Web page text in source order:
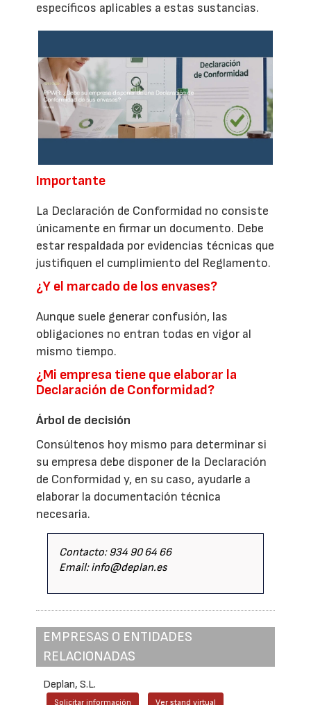
específicos aplicables a estas sustancias.
Importante
La Declaración de Conformidad no consiste
únicamente en firmar un documento. Debe
estar respaldada por evidencias técnicas que
justifiquen el cumplimiento del Reglamento.
¿Y el marcado de los envases?
Aunque suele generar confusión, las
obligaciones no entran todas en vigor al
mismo tiempo.
¿Mi empresa tiene que elaborar la
Declaración de Conformidad?
Árbol de decisión
Consúltenos hoy mismo para determinar si
su empresa debe disponer de la Declaración
de Conformidad y, en su caso, ayudarle a
elaborar la documentación técnica
necesaria.
Contacto: 934 90 64 66
Email: info@deplan.es
EMPRESAS O ENTIDADES
RELACIONADAS
Deplan, S.L.
Solicitar información Ver stand virtual